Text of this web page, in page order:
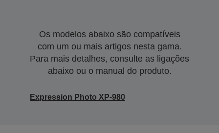
Os modelos abaixo são compatíveis
com um ou mais artigos nesta gama.
Para mais detalhes, consulte as ligações
abaixo ou o manual do produto.
Expression Photo XP-980